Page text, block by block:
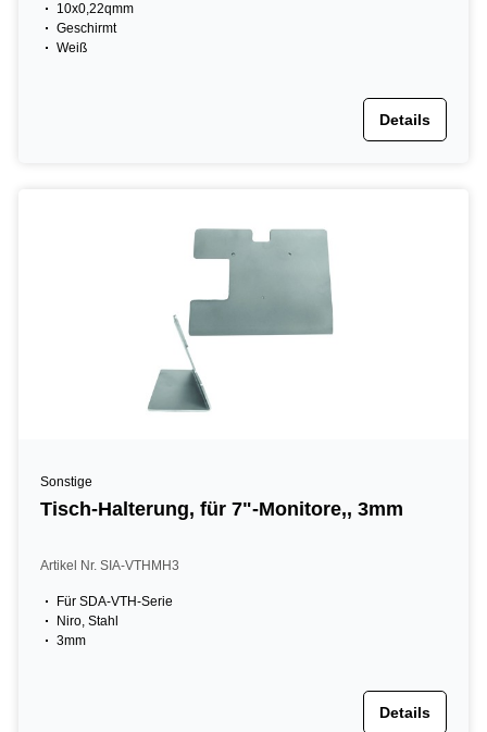
10x0,22qmm
Geschirmt
Weiß
Details
Sonstige
Tisch-Halterung, für 7"-Monitore,, 3mm
Artikel Nr. SIA-VTHMH3
Für SDA-VTH-Serie
Niro, Stahl
3mm
Details